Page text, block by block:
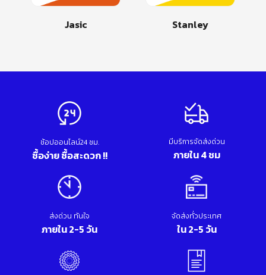
Jasic Stanley
ช้อปออนไลน์24 ชม.
ซื้อง่าย ซื้อสะดวก !!
มีบริการจัดส่งด่วน
ภายใน 4 ชม
ส่งด่วน ทันใจ
ภายใน 2-5 วัน
จัดส่งทั่วประเทศ
ใน 2-5 วัน